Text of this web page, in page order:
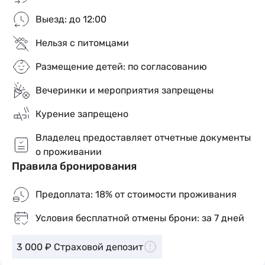
электронные сигареты, айкосы, сигары).
Проводить вечеринки
Заселение вместе с животными
Мы вам гарантируем:
Безопасное бронирование
Чистоту
Конфиденциальность
Ранний заезд и поздний выезд обговаривается
индивидуально.
Выезд: до 12:00
Нельзя с питомцами
Размещение детей: по согласованию
Вечеринки и мероприятия запрещены
Курение запрещено
Владелец предоставляет отчетные документы
о проживании
Правила бронирования
Предоплата: 18% от стоимости проживания
Условия бесплатной отмены брони: за 7 дней
3 000 ₽ Страховой депозит